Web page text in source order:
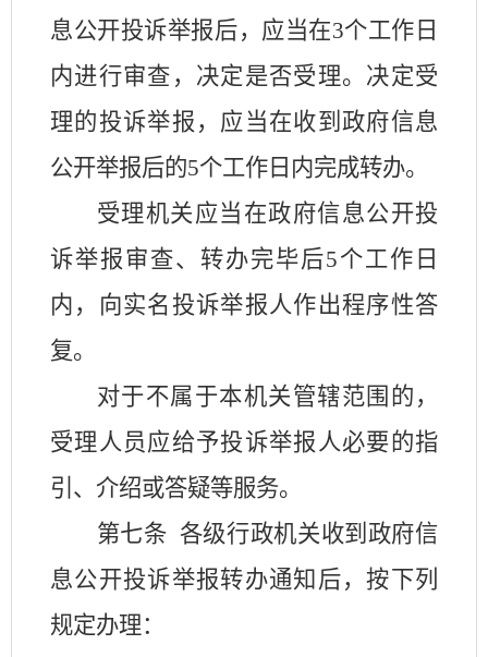
息公开投诉举报后，应当在3个工作日
内进行审查，决定是否受理。决定受
理的投诉举报，应当在收到政府信息
公开举报后的5个工作日内完成转办。
受理机关应当在政府信息公开投
诉举报审查、转办完毕后5个工作日
内，向实名投诉举报人作出程序性答
复。
对于不属于本机关管辖范围的，
受理人员应给予投诉举报人必要的指
引、介绍或答疑等服务。
第七条 各级行政机关收到政府信
息公开投诉举报转办通知后，按下列
规定办理：